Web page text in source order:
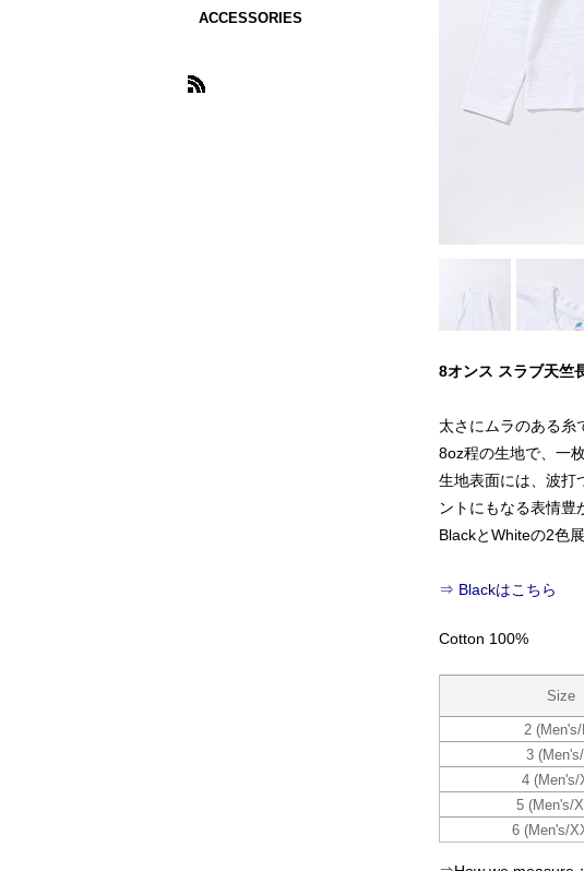
8オンス スラブ天竺
太さにムラのある糸
8oz程の生地で、一
生地表面には、波打
ントにもなる表情豊
BlackとWhiteの2色展
⇒ Blackはこちら
Cotton 100%
Size
2
3
4 (Men's/
5 (Men's/
6 (Men's/
ACCESSORIES